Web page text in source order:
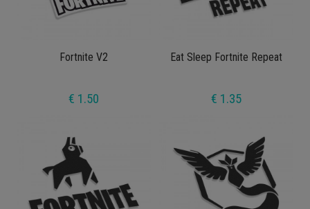
Fortnite V2
€ 1.50
Eat Sleep Fortnite Repeat
€ 1.35